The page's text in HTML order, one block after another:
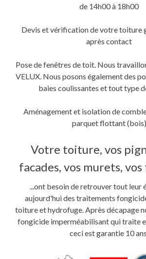
de 14h00 à 18h00
Devis et vérification de votre toiture
après contact
Pose de fenêtres de toit. Nous
VELUX. Nous posons également des
baies coulissantes et tout type
Aménagement et isolation de
parquet flottant (bois)
Votre toiture, vos
facades, vos murets, vos
...ont besoin de retrouver tout leur
aujourd'hui des traitements
toiture et hydrofuge. Après décapage
fongicide imperméabilisant qui traite
ceci est garantie 10